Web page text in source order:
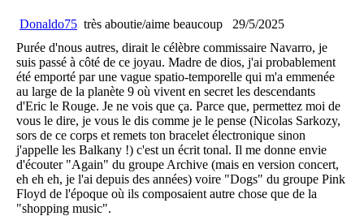
Donaldo75 très aboutie/aime beaucoup
29/5/2025
Purée d'nous autres, dirait le célèbre commissaire Navarro, je
suis passé à côté de ce joyau. Madre de dios, j'ai probablement
été emporté par une vague spatio-temporelle qui m'a emmenée
au large de la planète 9 où vivent en secret les descendants
d'Eric le Rouge. Je ne vois que ça. Parce que, permettez moi de
vous le dire, je vous le dis comme je le pense (Nicolas Sarkozy,
sors de ce corps et remets ton bracelet électronique sinon
j'appelle les Balkany !) c'est un écrit tonal. Il me donne envie
d'écouter "Again" du groupe Archive (mais en version concert,
eh eh eh, je l'ai depuis des années) voire "Dogs" du groupe Pink
Floyd de l'époque où ils composaient autre chose que de la
"shopping music".